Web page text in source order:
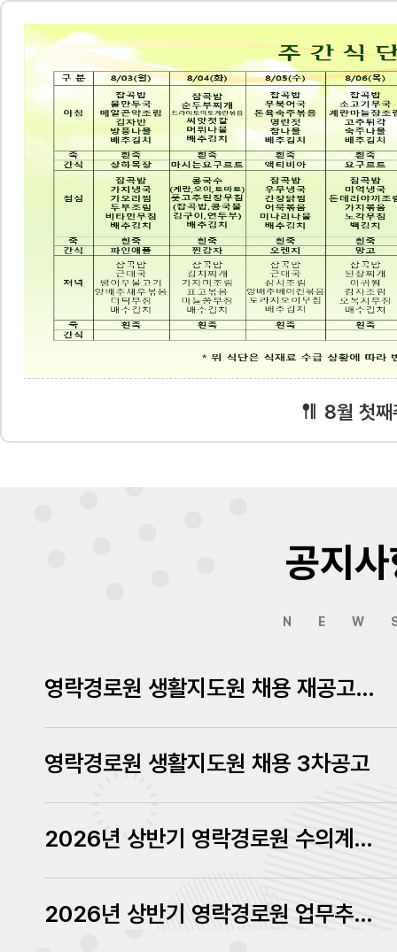
8월 첫
공지
영락경로원 생활지도원 채용 재공고에 따른 서류심사결과 발표
영락경로원 생활지도원 채용 3차공고
2026년 상반기 영락경로원 수의계약 내역 공고
2026년 상반기 영락경로원 업무추진비 내역 공고